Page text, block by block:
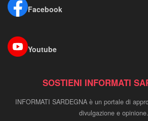
Facebook
Youtube
SOSTIENI INFORMATI
INFORMATI SARDEGNA è un portale di
divulgazione e opinione.